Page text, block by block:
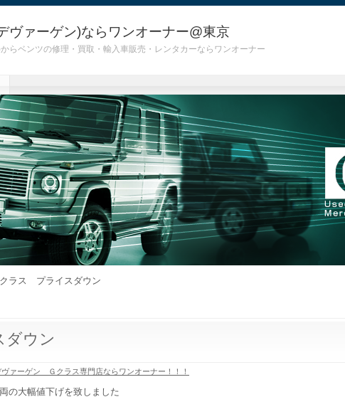
ヴァーゲン)ならワンオーナー@東京
ベンツの修理・買取・輸入車販売・レンタカーならワンオーナー
ラス プライスダウン
ウン
ァーゲン Ｇクラス専門店ならワンオーナー！！！
の大幅値下げを致しました